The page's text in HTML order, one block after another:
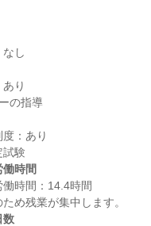
り
：あり
働時間
働時間：14.4時間
数